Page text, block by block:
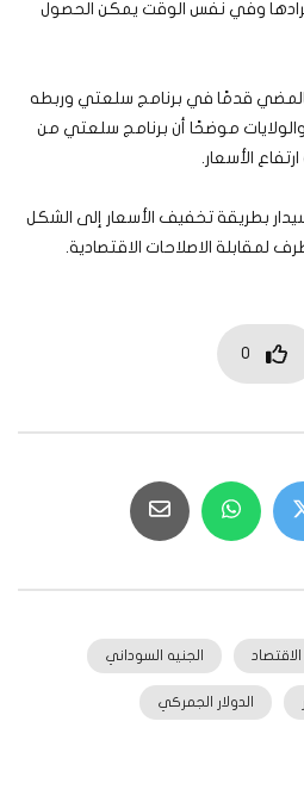
وفي نفس الوقت يمكن الحصول
قدمًا في برنامج سلعتي وربطه
موضحًا أن برنامج سلعتي من
الأسعار.
بطريقة تخفيف الأسعار إلى الشكل
لمقابلة الاصلاحات الاقتصادية.
0
الاقتصاد الجنيه السوداني
الدولار الجمركي